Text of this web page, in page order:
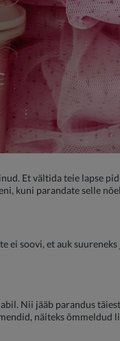
Et vältida teie lapse
kuni parandate selle
ei soovi, et auk
Nii jääb parandus
näiteks õmmeldud